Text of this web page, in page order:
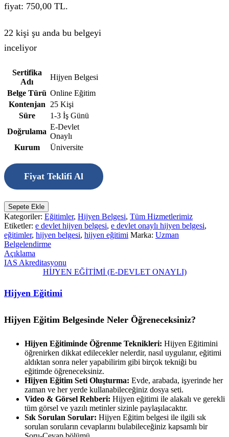
fiyat: 750,00 TL.
22 kişi şu anda bu belgeyi
inceliyor
Sertifika
Adı
Hijyen Belgesi
Belge Türü Online Eğitim
Kontenjan 25 Kişi
Süre
1-3 İş Günü
Doğrulama
E-Devlet
Onaylı
Kurum
Üniversite
Fiyat Teklifi Al
Sepete Ekle
Kategoriler: Eğitimler, Hijyen Belgesi, Tüm Hizmetlerimiz
Etiketler: e devlet hijyen belgesi, e devlet onaylı hijyen belgesi,
eğitimler, hijyen belgesi, hijyen eğitimi Marka: Uzman
Belgelendirme
Açıklama
IAS Akreditasyonu
HİJYEN EĞİTİMİ (E-DEVLET ONAYLI)
Hijyen Eğitimi
Hijyen Eğitim Belgesinde Neler Öğreneceksiniz?
Hijyen Eğitiminde Öğrenme Teknikleri: Hijyen Eğitimini
öğrenirken dikkat edilecekler nelerdir, nasıl uygulanır, eğitimi
aldıktan sonra neler yapabilirim gibi birçok tekniği bu
eğitimde öğreneceksiniz.
Hijyen Eğitim Seti Oluşturma: Evde, arabada, işyerinde her
zaman ve her yerde kullanabileceğiniz dosya seti.
Video & Görsel Rehberi: Hijyen eğitimi ile alakalı ve gerekli
tüm görsel ve yazılı metinler sizinle paylaşılacaktır.
Sık Sorulan Sorular: Hijyen Eğitim belgesi ile ilgili sık
sorulan soruların cevaplarını bulabileceğiniz kapsamlı bir